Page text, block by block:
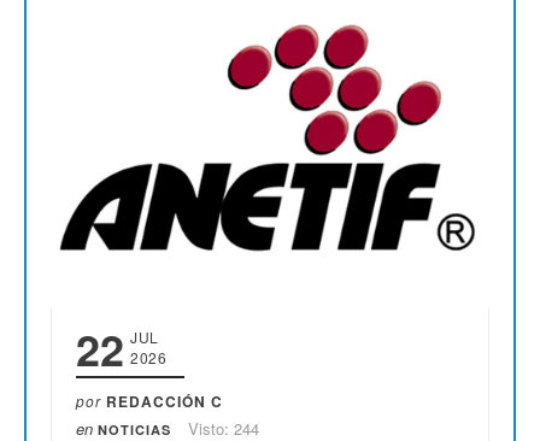
22 JUL
2026
por REDACCIÓN C
en NOTICIAS Visto: 244